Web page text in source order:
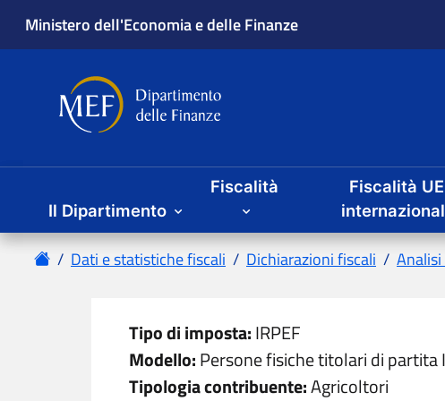
Ministero dell'Economia e delle Finanze
Dipartimento delle Finanze
Menu principale
Il Dipartimento
Fiscalità
Fiscalità
HomeDati e statistiche fiscali Dichiarazioni fiscali
Tipo di imposta:IRPEF
Modello:Persone fisiche titolari di partita
Tipologia contribuente:Agricoltori